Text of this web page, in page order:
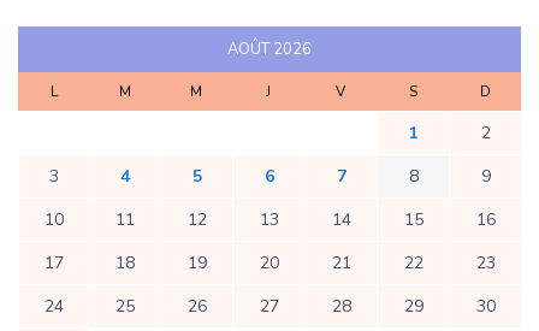
AOÛT 2026
L M M J V S D
1
2
3
4 5 6 7 8
9
10
11 12 13 14 15
16
17
18 19 20 21 22
23
24
25 26 27 28 29
30